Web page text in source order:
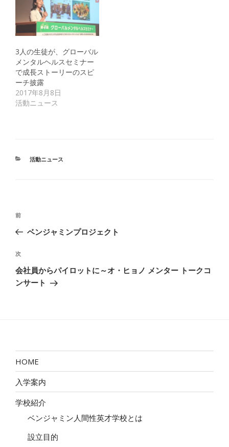
3人の生徒が、グローバル
メンタルヘルスセミナー
で成長ストーリーのスピ
ーチ披露
2017年8月8日
活動ニュース
カ
活動ニュース
投
ナ
ビ
ゲ
ー
前
の
稿
前
ベンジャミンプロジェクト
次
の
投
次
会社員からパイロットに～オ・ヒョノ メンター トークコ
ンサート
HOME
入学案内
学校紹介
ベンジャミン人間性英才学校とは
設立目的